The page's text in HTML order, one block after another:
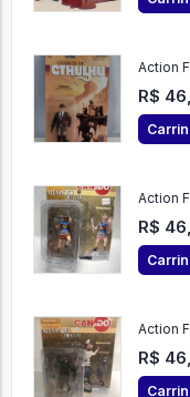
Action
R$
Action
R$
Action
R$